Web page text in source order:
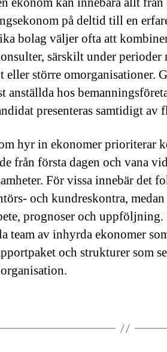
på deltid till en
bolag väljer ofta att
särskilt under perioder
eller större omorganisationer.
anställda hos
presenteras samtidigt av
hyr in ekonomer prioriterar
från första dagen och vana
För vissa innebär det
och kundreskontra,
prognoser och
team av inhyrda ekonomer
och strukturer som